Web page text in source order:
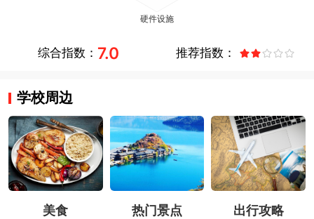
综合指数： 7.0 推荐指数：
学校周边
美食 热门景点 出行攻略